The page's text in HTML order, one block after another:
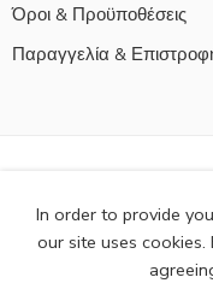
Όροι & Προϋποθέσεις
Παραγγελία &
In order to provide
our site uses